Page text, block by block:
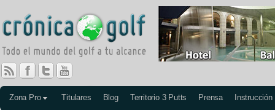
Zona Pro Titulares Blog Territorio 3 Putts Prensa Instrucción